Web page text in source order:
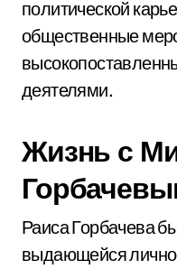
политической
общественные
деятелями.
Жизнь с
Раиса Горбачева
выдающейся